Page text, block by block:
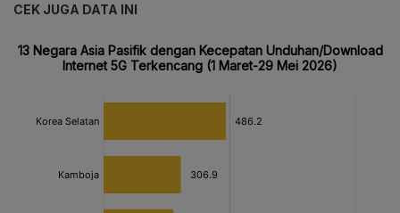
CEK JUGA DATA INI